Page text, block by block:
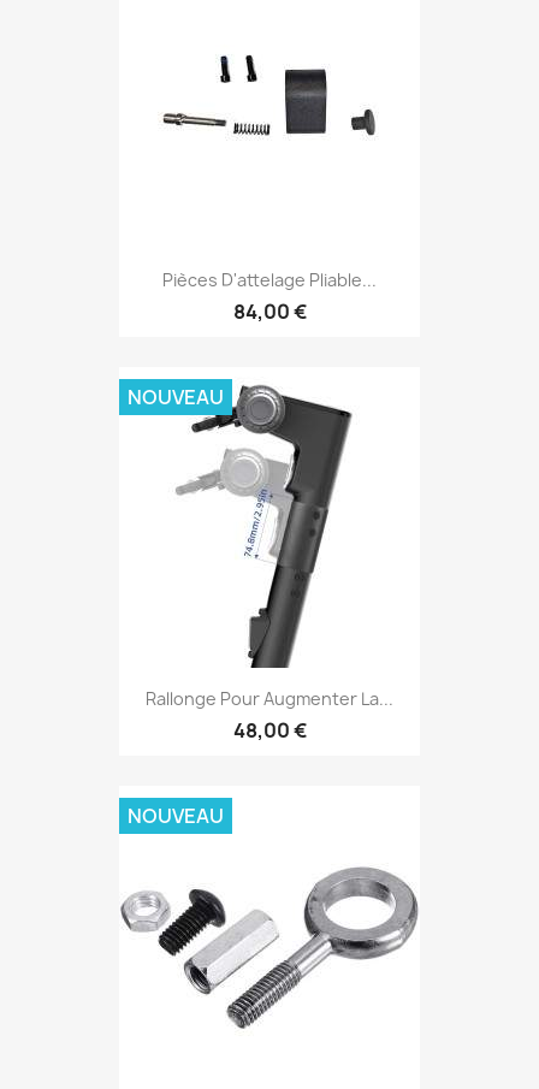
Pièces D'attelage Pliable...
84,00 €
Rallonge Pour Augmenter La...
48,00 €
NOUVEAU
NOUVEAU